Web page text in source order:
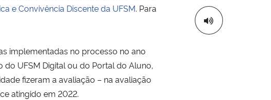
e Convivência Discente da UFSM. Para
implementadas no processo no ano
UFSM Digital ou do Portal do Aluno,
fizeram a avaliação – na avaliação
atingido em 2022.